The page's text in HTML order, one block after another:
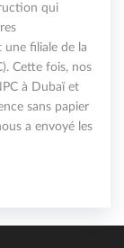
qui
une filiale de la
Cette fois, nos
à Dubaï et
sans papier
a envoyé les